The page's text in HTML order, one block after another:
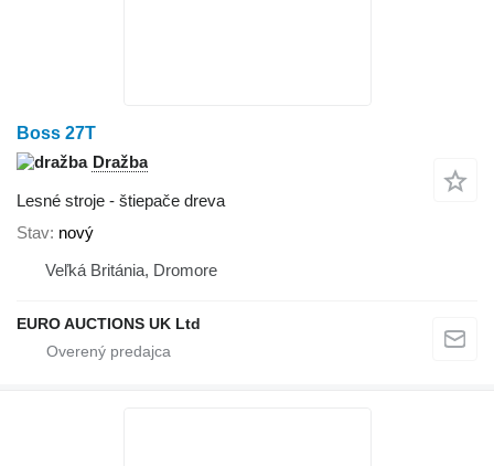
Boss 27T
Dražba
Lesné stroje - štiepače dreva
Stav nový
Veľká Británia, Dromore
EURO AUCTIONS UK Ltd